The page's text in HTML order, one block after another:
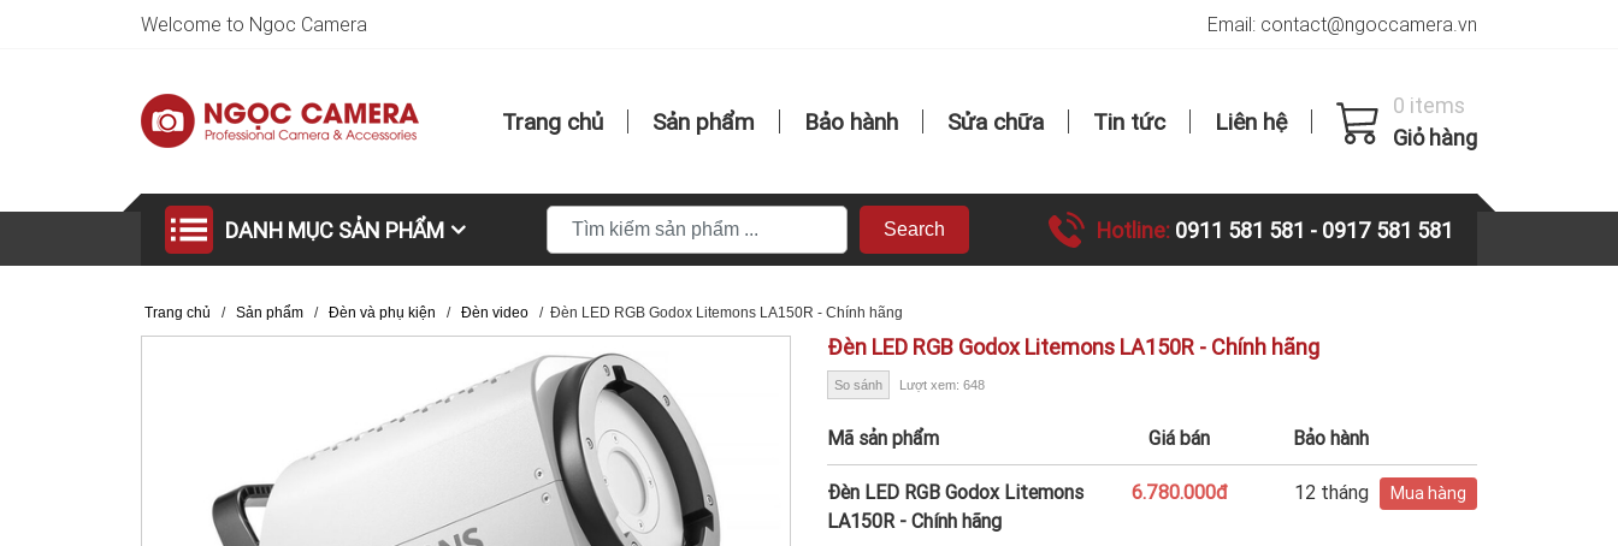
Welcome to Ngoc Camera Email: contact@ngoccamera.vn
Trang chủ Sản phẩm Bảo hành Sửa chữa Tin tức Liên hệ
0 items
Giỏ hàng
DANH MỤC SẢN PHẨM Search Hotline: 0911 581 581 - 0917 581 581
Trang chủ / Sản phẩm / Đèn và phụ kiện / Đèn video / Đèn LED RGB Godox Litemons LA150R - Chính hãng
Đèn LED RGB Godox Litemons LA150R - Chính hãng
So sánh Lượt xem: 648
Mã sản phẩm Giá bán Bảo hành
Đèn LED RGB Godox Litemons
LA150R - Chính hãng
6.780.000đ 12 tháng Mua hàng